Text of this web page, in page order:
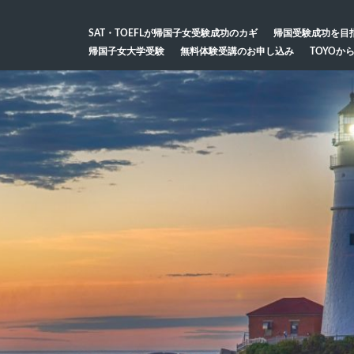
SAT・TOEFLが帰国子女受験成功のカギ
帰国受験成功を目
帰国子女大学受験
無料体験受講のお申し込み TOYOか